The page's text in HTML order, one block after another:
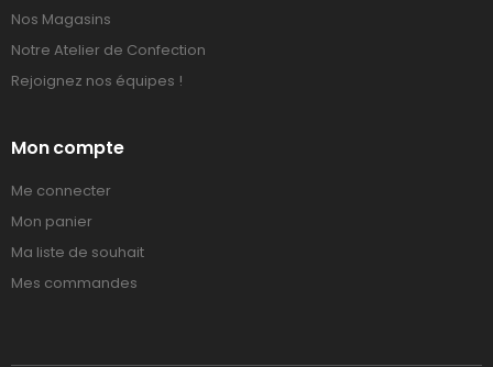
Nos Magasins
Notre Atelier de Confection
Rejoignez nos équipes !
Mon compte
Me connecter
Mon panier
Ma liste de souhait
Mes commandes